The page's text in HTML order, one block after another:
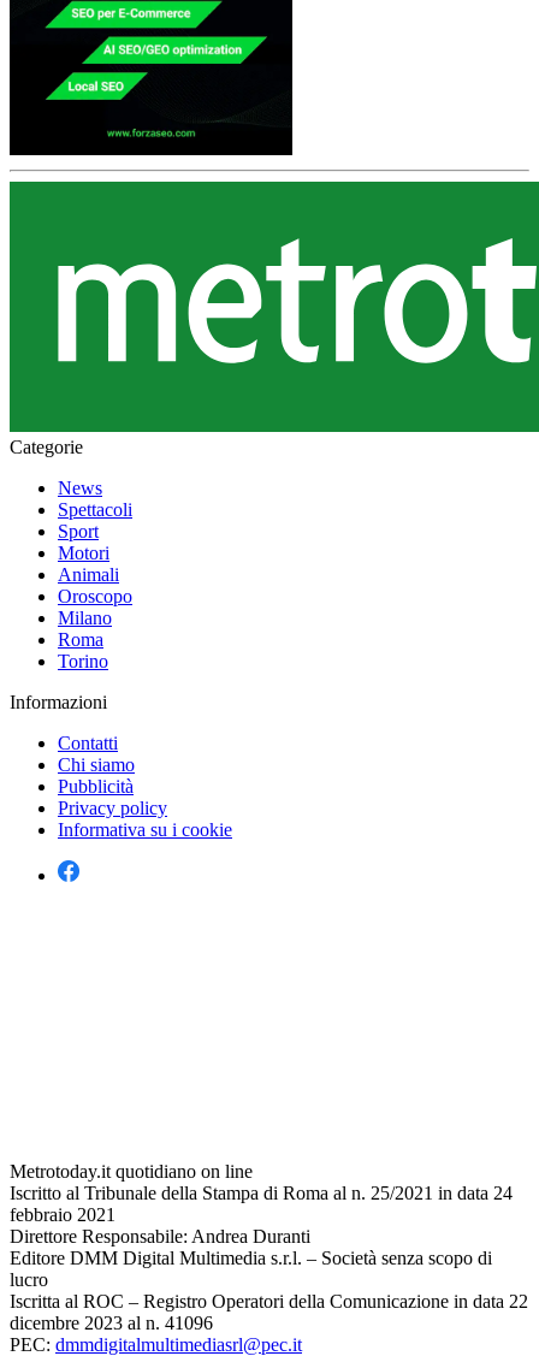
Categorie
News
Spettacoli
Sport
Motori
Animali
Oroscopo
Milano
Roma
Torino
Informazioni
Contatti
Chi siamo
Pubblicità
Privacy policy
Informativa su i cookie
Metrotoday.it quotidiano on line
Iscritto al Tribunale della Stampa di Roma al n. 25/2021 in data 24
febbraio 2021
Direttore Responsabile: Andrea Duranti
Editore DMM Digital Multimedia s.r.l. – Società senza scopo di
lucro
Iscritta al ROC – Registro Operatori della Comunicazione in data 22
dicembre 2023 al n. 41096
PEC: dmmdigitalmultimediasrl@pec.it